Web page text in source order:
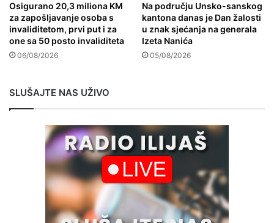
Osigurano 20,3 miliona KM
za zapošljavanje osoba s
invaliditetom, prvi put i za
one sa 50 posto invaliditeta
06/08/2026
Na području Unsko-sanskog
kantona danas je Dan žalosti
u znak sjećanja na generala
Izeta Nanića
05/08/2026
SLUŠAJTE NAS UŽIVO